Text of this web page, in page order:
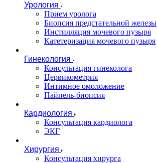
Урология
Прием уролога
Биопсия предстательной железы
Инстилляция мочевого пузыря
Катетеризация мочевого пузыря
Гинекология
Консультация гинеколога
Цервикометрия
Интимное омоложение
Пайпель-биопсия
Кардиология
Консультация кардиолога
ЭКГ
Хирургия
Консультация хирурга